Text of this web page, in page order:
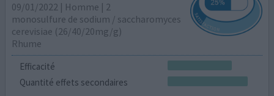
09/01/2022 | Homme | 2
monosulfure de sodium / saccharomyces
cerevisiae (26/40/20mg/g)
Rhume
Efficacité
Quantité effets secondaires